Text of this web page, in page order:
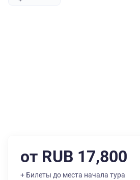
от RUB 17,800
+ Билеты до места начала тура